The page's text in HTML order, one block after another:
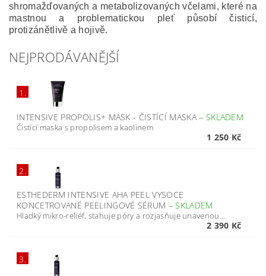
shromažďovaných a metabolizovaných včelami, které na
mastnou a problematickou pleť působí čisticí,
protizánětlivě a hojivě.
NEJPRODÁVANĚJŠÍ
1.
INTENSIVE PROPOLIS+ MASK - ČISTÍCÍ MASKA– SKLADEM
Čistící maska s propolisem a kaolinem
1 250 Kč
2.
ESTHEDERM INTENSIVE AHA PEEL VYSOCE
KONCETROVANÉ PEELINGOVÉ SÉRUM – SKLADEM
Hladký mikro-reliéf, stahuje póry a rozjasňuje unavenou...
2 390 Kč
3.